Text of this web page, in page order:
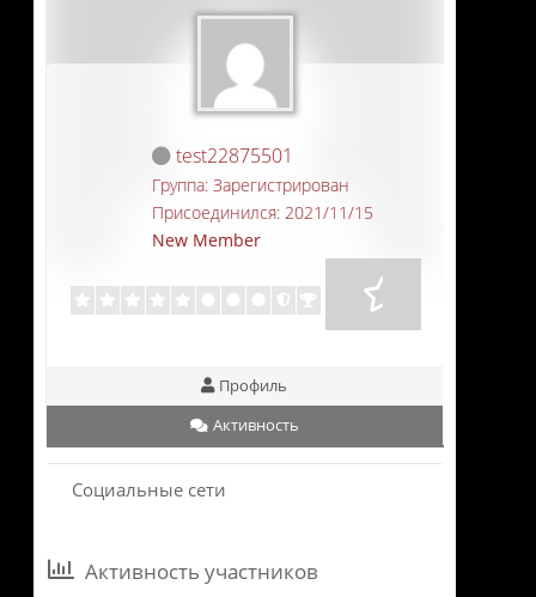
test22875501
Группа: Зарегистрирован
Присоединился: 2021/11/15
New Member
Профиль
Активность
Социальные сети
Активность участников